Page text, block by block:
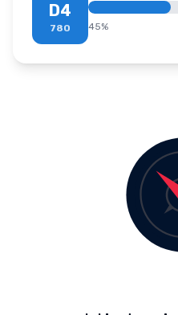
D4
780 45%